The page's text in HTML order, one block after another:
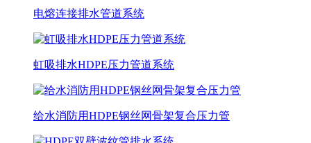
电熔连接排水管道系统
虹吸排水HDPE压力管道系统
给水消防用HDPE钢丝网骨架复合压力管